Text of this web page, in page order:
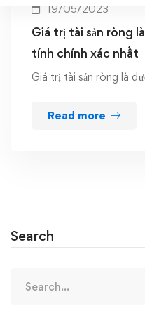
19/05/2023
Giá trị tài sản ròng
tính chính xác nhất
Giá trị tài sản ròng là
Read more
Search
for: